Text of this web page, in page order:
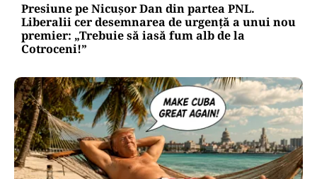
Presiune pe Nicușor Dan din partea PNL.
Liberalii cer desemnarea de urgență a unui nou
premier: „Trebuie să iasă fum alb de la
Cotroceni!”